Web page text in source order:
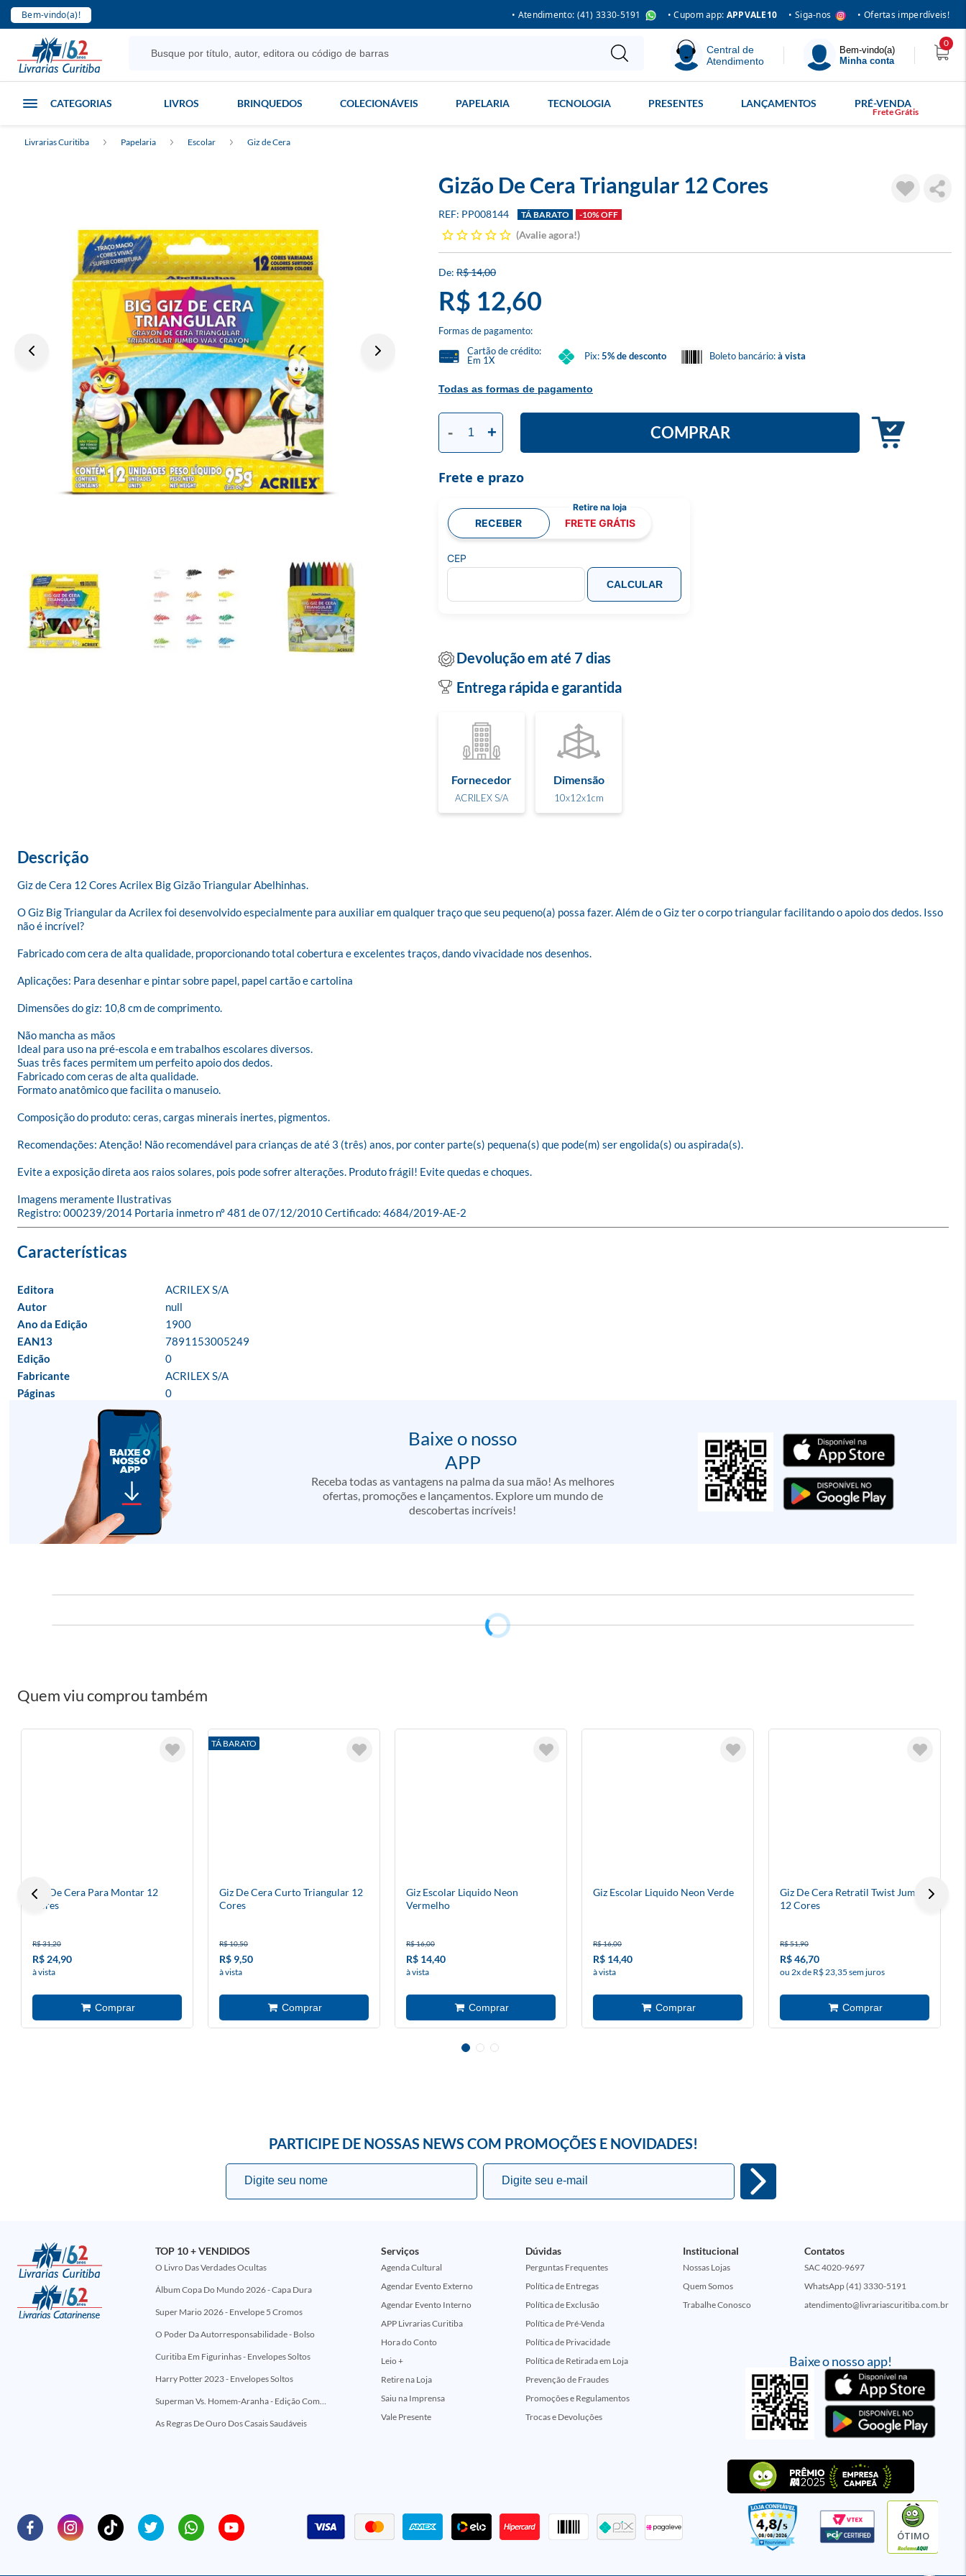
Bem-vindo(a)! • Atendimento: (41) 3330-5191 • Cupom app: APPVALE10 • Siga-nos • Ofertas imperdíveis!
Central de
Atendimento
Bem-vindo(a)
Minha conta
0
CATEGORIAS LIVROS BRINQUEDOS COLECIONÁVEIS PAPELARIA TECNOLOGIA PRESENTES LANÇAMENTOS PRÉ-VENDA
Livrarias Curitiba Papelaria Escolar Giz de Cera
Gizão De Cera Triangular 12 Cores
PP008144 TÁ BARATO -10% OFF
Avalie agora!
R$ 14,00
R$ 12,60
Formas de pagamento:
Todas as formas de pagamento
Cartão de crédito:
Em 1X
Pix:5% de desconto Boleto bancário:à vista
- + COMPRAR
Frete e prazo
RECEBER FRETE GRÁTIS
CEP
CALCULAR
Devolução em até 7 dias
Entrega rápida e garantida
Fornecedor
ACRILEX S/A
Dimensão
10x12x1cm
Descrição
Giz de Cera 12 Cores Acrilex Big Gizão Triangular Abelhinhas.
O Giz Big Triangular da Acrilex foi desenvolvido especialmente para auxiliar em qualquer traço que seu pequeno(a) possa fazer. Além de o Giz ter o corpo triangular facilitando o apoio dos dedos. Isso
não é incrível?
Fabricado com cera de alta qualidade, proporcionando total cobertura e excelentes traços, dando vivacidade nos desenhos.
Aplicações: Para desenhar e pintar sobre papel, papel cartão e cartolina
Dimensões do giz: 10,8 cm de comprimento.
Não mancha as mãos
Ideal para uso na pré-escola e em trabalhos escolares diversos.
Suas três faces permitem um perfeito apoio dos dedos.
Fabricado com ceras de alta qualidade.
Formato anatômico que facilita o manuseio.
Composição do produto: ceras, cargas minerais inertes, pigmentos.
Recomendações: Atenção! Não recomendável para crianças de até 3 (três) anos, por conter parte(s) pequena(s) que pode(m) ser engolida(s) ou aspirada(s).
Evite a exposição direta aos raios solares, pois pode sofrer alterações. Produto frágil! Evite quedas e choques.
Imagens meramente Ilustrativas
Registro: 000239/2014 Portaria inmetro nº 481 de 07/12/2010 Certificado: 4684/2019-AE-2
Editora
ACRILEX S/A
Autor
null
Ano da Edição
1900
EAN13
7891153005249
Edição
0
Fabricante
ACRILEX S/A
Páginas
0
Baixe o nosso
APP
Receba todas as vantagens na palma da sua mão! As melhores
ofertas, promoções e lançamentos. Explore um mundo de
descobertas incríveis!
Quem viu comprou também
Giz De Cera Para Montar 12
Cores
R$ 31,20
R$ 24,90
à vista
TÁ BARATO
Giz De Cera Curto Triangular 12
Cores
R$ 10,50
R$ 9,50
à vista
Giz Escolar Liquido Neon
Vermelho
R$ 16,00
R$ 14,40
à vista
Giz Escolar Liquido Neon Verde
R$ 16,00
R$ 14,40
à vista
Giz De Cera Retratil Twist Jumbo
12 Cores
R$ 51,90
R$ 46,70
ou 2x de R$ 23,35 sem juros
PARTICIPE DE NOSSAS NEWS COM PROMOÇÕES E NOVIDADES!
Baixe o nosso app!
TOP 10 + VENDIDOS
O Livro Das Verdades Ocultas
Álbum Copa Do Mundo 2026 - Capa Dura
Super Mario 2026 - Envelope 5 Cromos
O Poder Da Autorresponsabilidade - Bolso
Curitiba Em Figurinhas - Envelopes Soltos
Harry Potter 2023 - Envelopes Soltos
Superman Vs. Homem-Aranha - Edição Comemorativa 50 Anos (Encontros Clássicos Dc E Marvel)
As Regras De Ouro Dos Casais Saudáveis
Serviços
Agenda Cultural
Agendar Evento Externo
Agendar Evento Interno
APP Livrarias Curitiba
Hora do Conto
Leio +
Retire na Loja
Saiu na Imprensa
Vale Presente
Dúvidas
Perguntas Frequentes
Política de Entregas
Política de Exclusão
Política de Pré-Venda
Política de Privacidade
Política de Retirada em Loja
Prevenção de Fraudes
Promoções e Regulamentos
Trocas e Devoluções
Institucional
Nossas Lojas
Quem Somos
Trabalhe Conosco
Contatos
SAC 4020-9697
WhatsApp (41) 3330-5191
atendimento@livrariascuritiba.com.br
ÓTIMO